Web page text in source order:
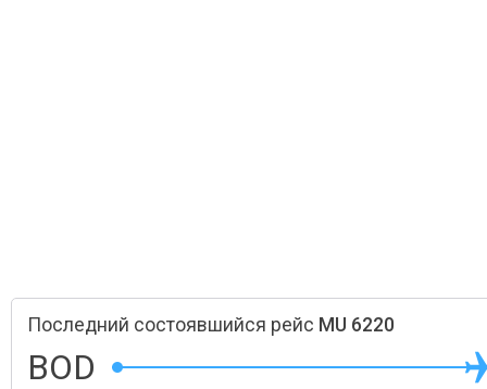
Последний состоявшийся рейс MU 6220
BOD